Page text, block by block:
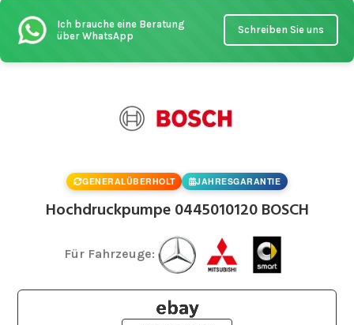
Ich brauche eine Beratung
über WhatsApp
Schreiben Sie uns
GENERALÜBERHOLT JAHRESGARANTIE
Hochdruckpumpe 0445010120 BOSCH
Für Fahrzeuge: